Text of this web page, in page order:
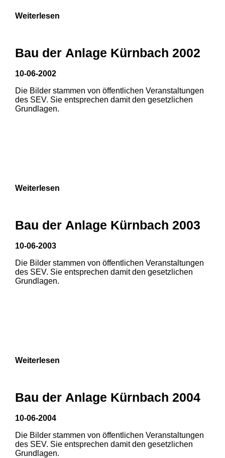
3
Weiterlesen
Bau der Anlage Kürnbach 2002
10-06-2002
Die Bilder stammen von öffentlichen Veranstaltungen
des SEV. Sie entsprechen damit den gesetzlichen
Grundlagen.
3
Weiterlesen
Bau der Anlage Kürnbach 2003
10-06-2003
Die Bilder stammen von öffentlichen Veranstaltungen
des SEV. Sie entsprechen damit den gesetzlichen
Grundlagen.
Weiterlesen
Bau der Anlage Kürnbach 2004
10-06-2004
Die Bilder stammen von öffentlichen Veranstaltungen
des SEV. Sie entsprechen damit den gesetzlichen
Grundlagen.